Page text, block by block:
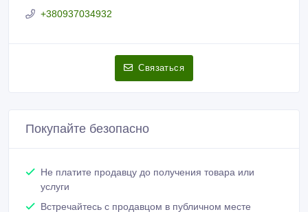
+380937034932
Связаться
Покупайте безопасно
Не платите продавцу до получения товара или
услуги
Встречайтесь с продавцом в публичном месте